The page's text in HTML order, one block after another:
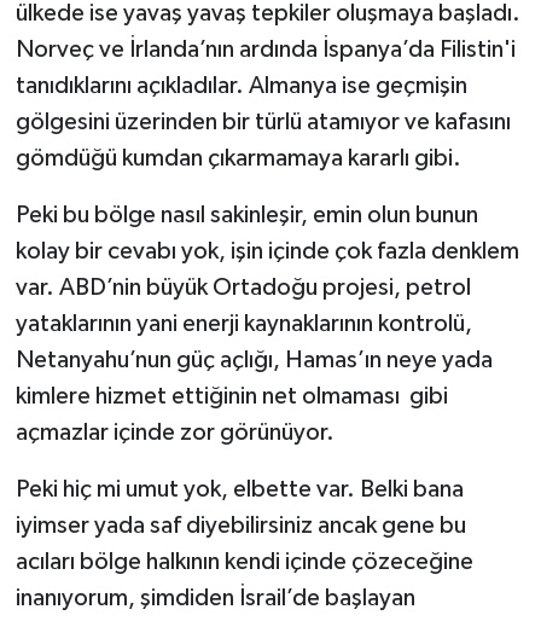
ülkede ise yavaş yavaş tepkiler oluşmaya başladı.
Norveç ve İrlanda’nın ardında İspanya’da Filistin'i
tanıdıklarını açıkladılar. Almanya ise geçmişin
gölgesini üzerinden bir türlü atamıyor ve kafasını
gömdüğü kumdan çıkarmamaya kararlı gibi.
Peki bu bölge nasıl sakinleşir, emin olun bunun
kolay bir cevabı yok, işin içinde çok fazla denklem
var. ABD’nin büyük Ortadoğu projesi, petrol
yataklarının yani enerji kaynaklarının kontrolü,
Netanyahu’nun güç açlığı, Hamas’ın neye yada
kimlere hizmet ettiğinin net olmaması gibi
açmazlar içinde zor görünüyor.
Peki hiç mi umut yok, elbette var. Belki bana
iyimser yada saf diyebilirsiniz ancak gene bu
acıları bölge halkının kendi içinde çözeceğine
inanıyorum, şimdiden İsrail’de başlayan